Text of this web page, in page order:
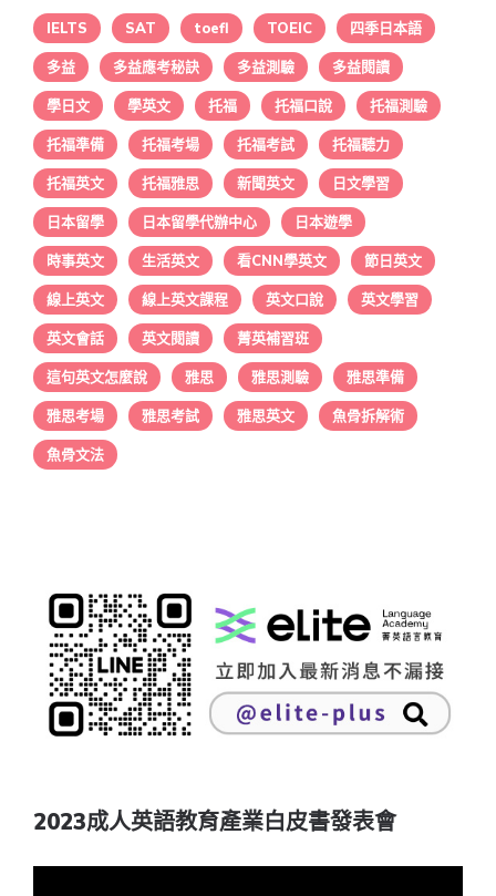
IELTS SAT toefl TOEIC 四季日本語
多益 多益應考秘訣 多益測驗 多益閱讀
學日文 學英文 托福 托福口說 托福測驗
托福準備 托福考場 托福考試 托福聽力
托福英文 托福雅思 新聞英文 日文學習
日本留學 日本留學代辦中心 日本遊學
時事英文 生活英文 看CNN學英文 節日英文
線上英文 線上英文課程 英文口說 英文學習
英文會話 英文閱讀 菁英補習班
這句英文怎麼說 雅思 雅思測驗 雅思準備
雅思考場 雅思考試 雅思英文 魚骨拆解術
魚骨文法
2023成人英語教育產業白皮書發表會